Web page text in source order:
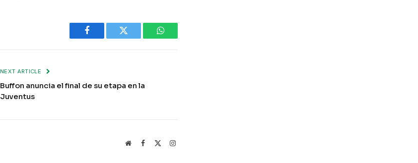
Facebook Twitter WhatsApp
NEXT ARTICLE
Buffon anuncia el final de su etapa en la
Juventus
WebsiteFacebook Instagram